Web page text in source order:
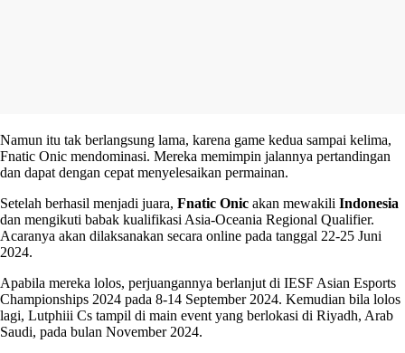
Namun itu tak berlangsung lama, karena game kedua sampai kelima,
Fnatic Onic mendominasi. Mereka memimpin jalannya pertandingan
dan dapat dengan cepat menyelesaikan permainan.
Setelah berhasil menjadi juara, Fnatic Onic akan mewakili Indonesia
dan mengikuti babak kualifikasi Asia-Oceania Regional Qualifier.
Acaranya akan dilaksanakan secara online pada tanggal 22-25 Juni
2024.
Apabila mereka lolos, perjuangannya berlanjut di IESF Asian Esports
Championships 2024 pada 8-14 September 2024. Kemudian bila lolos
lagi, Lutphiii Cs tampil di main event yang berlokasi di Riyadh, Arab
Saudi, pada bulan November 2024.